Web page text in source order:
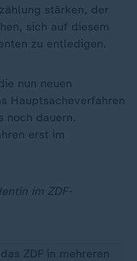
stärken, der
sich auf diesem
zu entledigen.
nun neuen
Hauptsacheverfahren
noch dauern.
erst im
im ZDF-
ZDF in mehreren